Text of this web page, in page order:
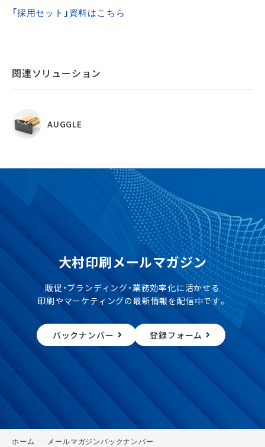
「採用セット」資料はこちら
関連ソリューション
AUGGLE
大村印刷メールマガジン
販促・ブランディング・業務効率化に活かせる
印刷やマーケティングの最新情報を配信中です。
バックナンバー 登録フォーム
ホーム メールマガジンバックナンバー